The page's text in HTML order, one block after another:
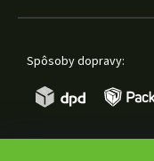
Spôsoby dopravy: